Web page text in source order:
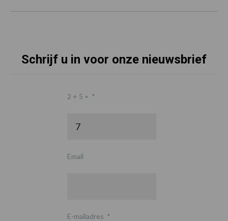
Schrijf u in voor onze nieuwsbrief
2 + 5 = *
Email
E-mailadres *